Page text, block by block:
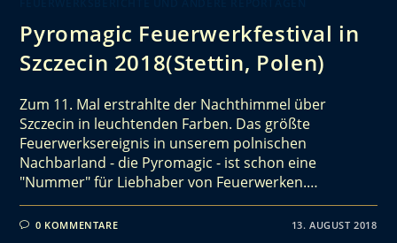
Pyromagic Feuerwerkfestival in
Szczecin 2018(Stettin, Polen)
Zum 11. Mal erstrahlte der Nachthimmel über
Szczecin in leuchtenden Farben. Das größte
Feuerwerksereignis in unserem polnischen
Nachbarland - die Pyromagic - ist schon eine
"Nummer" für Liebhaber von Feuerwerken.…
0 KOMMENTARE 13. AUGUST 2018